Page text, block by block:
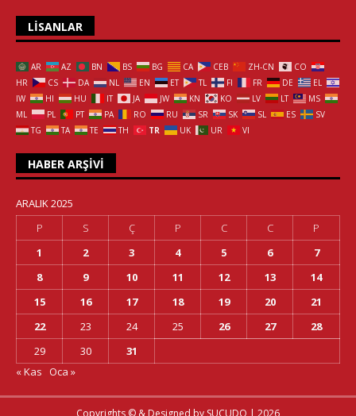
LISANLAR
AR AZ BN BS BG CA CEB ZH-CN
CO
HR
CS DA NL EN ET TL FI FR DE
EL
IW
HI HU IT JA JW KN KO LV LT
MS
ML
PL PT PA RO RU SR SK SL ES
SV
TG
TA TE TH TR UK UR VI
HABER ARŞIVI
ARALIK 2025
P
S Ç P C C
P
1
2 3 4 5 6
7
8
9 10 11 12 13
14
15
16 17 18 19 20
21
22
23 24 25 26 27
28
29
30
31
« Kas Oca »
Copyrights © & Designed by SUCUDO | 2026